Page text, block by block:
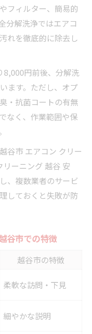
フィルター、簡易的
分解洗浄ではエアコ
れを徹底的に除去し
8,000円前後、分解洗
ます。ただし、オプ
・抗菌コートの有無
なく、作業範囲や保
谷市 エアコン クリー
ーニング 越谷 安
、複数業者のサービ
しておくと失敗が防
谷市での特徴
越谷市の特徴
柔軟な訪問・下見
細やかな説明